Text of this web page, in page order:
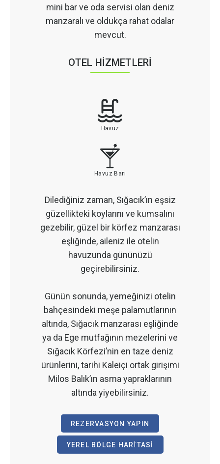
mini bar ve oda servisi olan deniz
manzaralı ve oldukça rahat odalar
mevcut.
OTEL HİZMETLERİ
Havuz
Havuz Barı
Dilediğiniz zaman, Sığacık’ın eşsiz
güzellikteki koylarını ve kumsalını
gezebilir, güzel bir körfez manzarası
eşliğinde, aileniz ile otelin
havuzunda gününüzü
geçirebilirsiniz.
Günün sonunda, yemeğinizi otelin
bahçesindeki meşe palamutlarının
altında, Sığacık manzarası eşliğinde
ya da Ege mutfağının mezelerini ve
Sığacık Körfezi’nin en taze deniz
ürünlerini, tarihi Kaleiçi ortak girişimi
Milos Balık’ın asma yapraklarının
altında yiyebilirsiniz.
REZERVASYON YAPIN
YEREL BÖLGE HARİTASI